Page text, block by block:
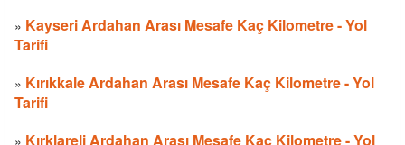
» Kayseri Ardahan Arası Mesafe Kaç Kilometre - Yol
Tarifi
» Kırıkkale Ardahan Arası Mesafe Kaç Kilometre - Yol
Tarifi
» Kırklareli Ardahan Arası Mesafe Kaç Kilometre - Yol